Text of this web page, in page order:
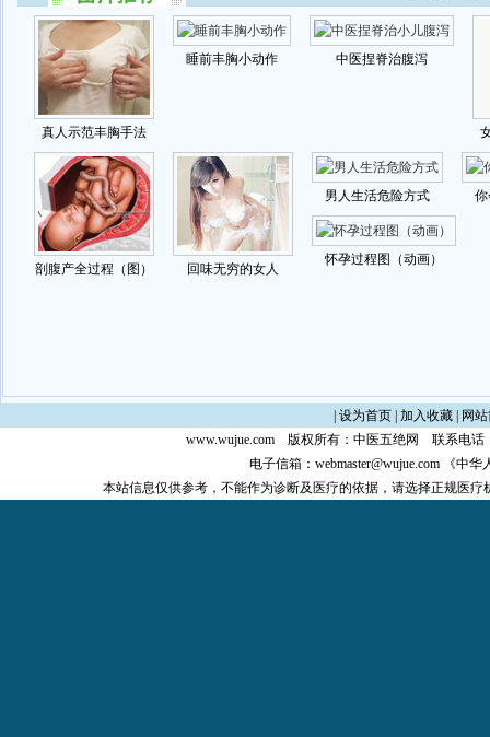
设为首页| 加入收藏|
网
www.wujue.com 版权所有： 中医五绝网
联系电话
电子信箱： webmaster@wujue.com 《中华
本站信息仅供参考，不能作为诊断及医疗的依据，请选择正规医